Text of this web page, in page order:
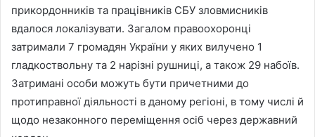
прикордонників та працівників СБУ зловмисників
вдалося локалізувати. Загалом правоохоронці
затримали 7 громадян України у яких вилучено 1
гладкоствольну та 2 нарізні рушниці, а також 29 набоїв.
Затримані особи можуть бути причетними до
протиправної діяльності в даному регіоні, в тому числі й
щодо незаконного переміщення осіб через державний